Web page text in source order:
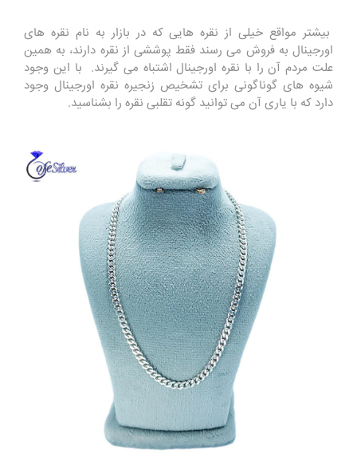
بیشتر مواقع خیلی از نقره هایی که در بازار به نام نقره های
اورجینال به فروش می رسند فقط پوششی از نقره دارند، به همین
علت مردم آن را با نقره اورجینال اشتباه می گیرند. با این وجود
شیوه های گوناگونی برای تشخیص زنجیره نقره اورجینال وجود
دارد که با یاری آن می توانید گونه تقلبی نقره را بشناسید.